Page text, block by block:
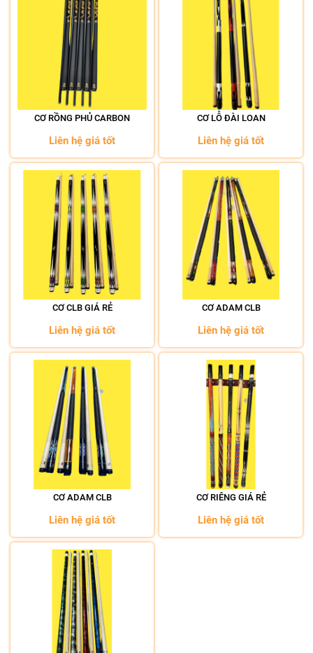
CƠ RỒNG PHỦ CARBON
Liên hệ giá tốt
CƠ LỖ ĐÀI LOAN
Liên hệ giá tốt
CƠ CLB GIÁ RẺ
Liên hệ giá tốt
CƠ ADAM CLB
Liên hệ giá tốt
CƠ ADAM CLB
Liên hệ giá tốt
CƠ RIÊNG GIÁ RẺ
Liên hệ giá tốt